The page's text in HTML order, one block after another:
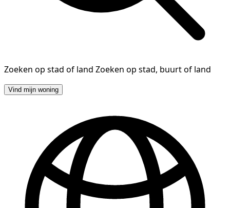
Zoeken op stad of land Zoeken op stad, buurt of land
Vind mijn woning